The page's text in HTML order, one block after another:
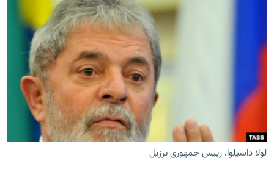
English
زبان‌های دیگر
لولا داسیلوا، رییس جمهوری برزیل